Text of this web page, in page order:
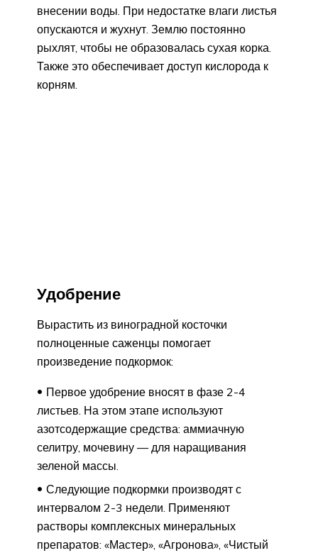
внесении воды. При недостатке влаги листья
опускаются и жухнут. Землю постоянно
рыхлят, чтобы не образовалась сухая корка.
Также это обеспечивает доступ кислорода к
корням.
Удобрение
Вырастить из виноградной косточки
полноценные саженцы помогает
произведение подкормок:
Первое удобрение вносят в фазе 2-4
листьев. На этом этапе используют
азотсодержащие средства: аммиачную
селитру, мочевину — для наращивания
зеленой массы.
Следующие подкормки производят с
интервалом 2-3 недели. Применяют
растворы комплексных минеральных
препаратов: «Мастер», «Агронова», «Чистый